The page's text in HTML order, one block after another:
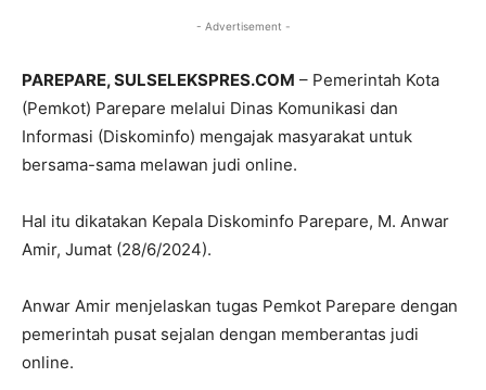
- Advertisement -
PAREPARE, SULSELEKSPRES.COM – Pemerintah Kota
(Pemkot) Parepare melalui Dinas Komunikasi dan
Informasi (Diskominfo) mengajak masyarakat untuk
bersama-sama melawan judi online.
Hal itu dikatakan Kepala Diskominfo Parepare, M. Anwar
Amir, Jumat (28/6/2024).
Anwar Amir menjelaskan tugas Pemkot Parepare dengan
pemerintah pusat sejalan dengan memberantas judi
online.